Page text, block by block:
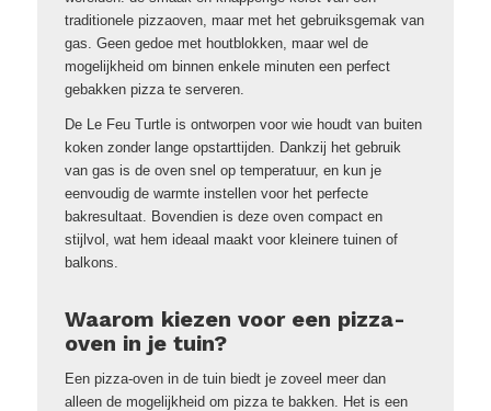
traditionele pizzaoven, maar met het gebruiksgemak van
gas. Geen gedoe met houtblokken, maar wel de
mogelijkheid om binnen enkele minuten een perfect
gebakken pizza te serveren.
De Le Feu Turtle is ontworpen voor wie houdt van buiten
koken zonder lange opstarttijden. Dankzij het gebruik
van gas is de oven snel op temperatuur, en kun je
eenvoudig de warmte instellen voor het perfecte
bakresultaat. Bovendien is deze oven compact en
stijlvol, wat hem ideaal maakt voor kleinere tuinen of
balkons.
Waarom kiezen voor een pizza-
oven in je tuin?
Een pizza-oven in de tuin biedt je zoveel meer dan
alleen de mogelijkheid om pizza te bakken. Het is een